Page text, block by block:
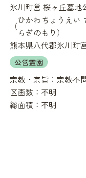
氷川町営 桜ヶ丘墓地
（
ひかわちょうえい
らぎのもり）
熊本県八代郡氷川町
公営霊園
宗教・宗旨： 宗教不
区画数： 不明
総面積： 不明